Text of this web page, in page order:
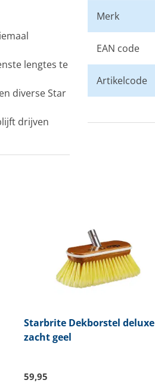
lengtes te
diverse Star
drijven
Merk
EAN code
Artikelcode
StarbriteDekborstel deluxe
zacht geel
59,95